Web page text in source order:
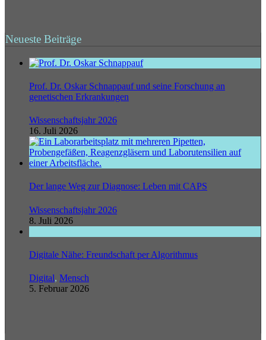
Neueste Beiträge
Prof. Dr. Oskar Schnappauf und seine Forschung an
genetischen Erkrankungen
Wissenschaftsjahr 2026
16. Juli 2026
Der lange Weg zur Diagnose: Leben mit CAPS
Wissenschaftsjahr 2026
8. Juli 2026
Digitale Nähe: Freundschaft per Algorithmus
Digital, Mensch
5. Februar 2026